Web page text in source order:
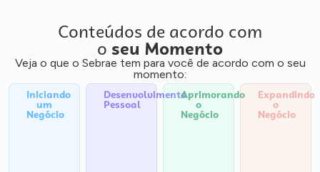
Conteúdos de acordo com
o seu Momento
Veja o que o Sebrae tem para você de acordo com o seu
momento:
Iniciando
um
Negócio
Desenvolvimento
Pessoal
Aprimorando
o
Negócio
Expandindo
o
Negócio